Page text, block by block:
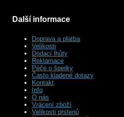
Další informace
Doprava a platba
Velikosti
Dodací lhůty
Reklamace
Péče o šperky
Často kladené dotazy
Kontakt
Info
O nás
Vrácení zboží
Velikosti prstenů